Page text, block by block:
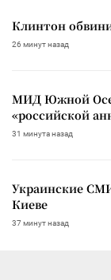
Клинтон
26 минут назад
МИД Южной
«российской
31 минута назад
Украинские
Киеве
37 минут назад